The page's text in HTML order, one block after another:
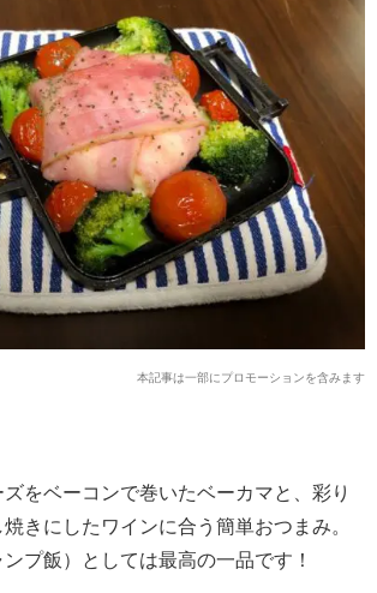
本記事は一部にプロモーションを含みます
をベーコンで巻いたベーカマと、彩り
きにしたワインに合う簡単おつまみ。
プ飯）としては最高の一品です！